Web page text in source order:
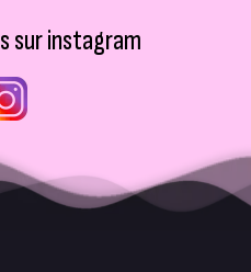
sur instagram